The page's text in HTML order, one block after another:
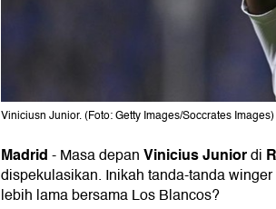
Viniciusn Junior. (Foto: Getty Images/Soccrates Images)
Madrid-Masa depanVinicius Juniordi
dispekulasikan. Inikah tanda-tanda
lebih lama bersama Los Blancos?